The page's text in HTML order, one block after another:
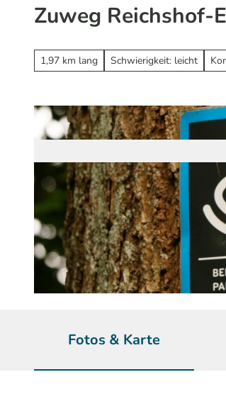
Zuweg Reichshof-
1,97 km lang Schwierigkeit: leicht
Fotos & Karte